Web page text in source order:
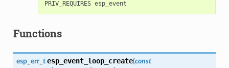
Functions
esp_err_t esp_event_loop_create(const